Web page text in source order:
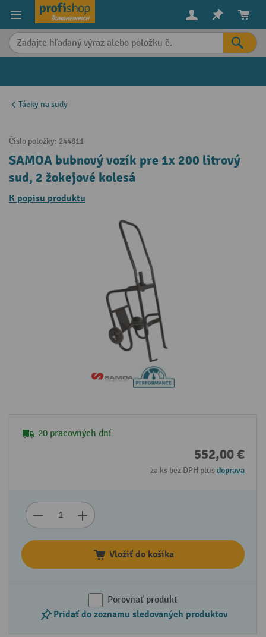
content
Tácky na sudy
Číslo položky: 244811
SAMOA bubnový vozík pre 1x 200 litrový
sud, 2 žokejové kolesá
K popisu produktu
20 pracovných dní
552,00 €
za ks bez DPH plusdoprava
Vložiť do košíka
Porovnať produkt
Pridať do zoznamu sledovaných produktov